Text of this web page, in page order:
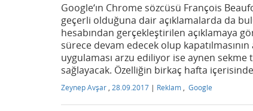
Google‘ın Chrome sözcüsü François
geçerli olduğuna dair açıklamalarda da
hesabından gerçekleştirilen açıklamaya
sürece devam edecek olup
uygulaması arzu ediliyor ise aynen sekme
sağlayacak. Özelliğin birkaç hafta
Zeynep Avşar 28.09.2017 | Reklam Google